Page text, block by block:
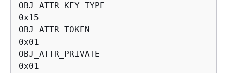
OBJ_ATTR_KEY_TYPE
0x15
OBJ_ATTR_TOKEN
0x01
OBJ_ATTR_PRIVATE
0x01